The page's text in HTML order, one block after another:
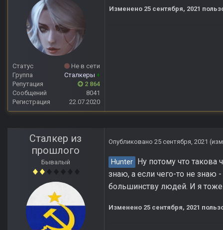
Статус
Не в сети
Группа
Сталкеры +
Репутация
2 864
Сообщений
8041
Регистрация
22.07.2020
Изменено 25 сентября, 2021
Сталкер из
прошлого
Бывалый
Опубликовано 25 сентября, 2021
Hunter
Ну потому что
знаю, а если чего-то не знаю
большинству людей. И я
Изменено 25 сентября, 2021